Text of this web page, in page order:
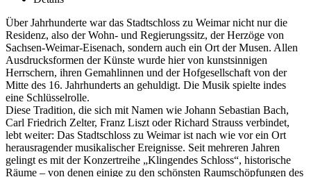
Über Jahrhunderte war das Stadtschloss zu Weimar nicht nur die
Residenz, also der Wohn- und Regierungssitz, der Herzöge von
Sachsen-Weimar-Eisenach, sondern auch ein Ort der Musen. Allen
Ausdrucksformen der Künste wurde hier von kunstsinnigen
Herrschern, ihren Gemahlinnen und der Hofgesellschaft von der
Mitte des 16. Jahrhunderts an gehuldigt. Die Musik spielte indes
eine Schlüsselrolle.
Diese Tradition, die sich mit Namen wie Johann Sebastian Bach,
Carl Friedrich Zelter, Franz Liszt oder Richard Strauss verbindet,
lebt weiter: Das Stadtschloss zu Weimar ist nach wie vor ein Ort
herausragender musikalischer Ereignisse. Seit mehreren Jahren
gelingt es mit der Konzertreihe „Klingendes Schloss“, historische
Räume – von denen einige zu den schönsten Raumschöpfungen des